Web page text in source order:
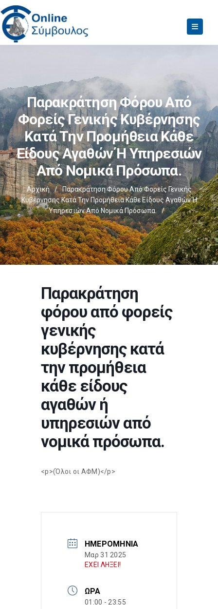
Παρακράτηση Φόρου Από
Φορείς Γενικής Κυβέρνησης
Κατά Την Προμήθεια Κάθε
Είδους Αγαθών Ή Υπηρεσιών
Από Νομικά Πρόσωπα.
Αρχική /
Παρακράτηση Φόρου Από Φορείς Γενικής
Κυβέρνησης Κατά Την Προμήθεια Κάθε Είδους Αγαθών Ή
Υπηρεσιών Από Νομικά Πρόσωπα.
/
Παρακράτηση
φόρου από φορείς
γενικής
κυβέρνησης κατά
την προμήθεια
κάθε είδους
αγαθών ή
υπηρεσιών από
νομικά πρόσωπα.
<p>(Όλοι οι ΑΦΜ)</p>
ΗΜΕΡΟΜΗΝΊΑ
Μαρ 31 2025
ΕΧΕΙ ΛΗΞΕΙ!
ΏΡΑ
01:00 - 23:55